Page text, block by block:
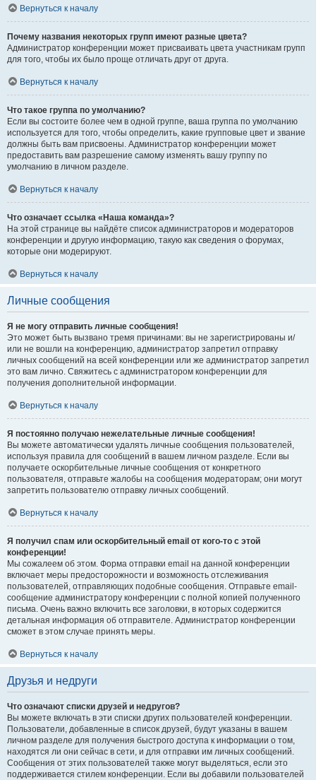
Вернуться к началу
Почему названия некоторых групп имеют разные цвета?
Администратор конференции может присваивать цвета участникам групп
для того, чтобы их было проще отличать друг от друга.
Вернуться к началу
Что такое группа по умолчанию?
Если вы состоите более чем в одной группе, ваша группа по умолчанию
используется для того, чтобы определить, какие групповые цвет и звание
должны быть вам присвоены. Администратор конференции может
предоставить вам разрешение самому изменять вашу группу по
умолчанию в личном разделе.
Вернуться к началу
Что означает ссылка «Наша команда»?
На этой странице вы найдёте список администраторов и модераторов
конференции и другую информацию, такую как сведения о форумах,
которые они модерируют.
Вернуться к началу
Личные сообщения
Я не могу отправить личные сообщения!
Это может быть вызвано тремя причинами: вы не зарегистрированы и/
или не вошли на конференцию, администратор запретил отправку
личных сообщений на всей конференции или же администратор запретил
это вам лично. Свяжитесь с администратором конференции для
получения дополнительной информации.
Вернуться к началу
Я постоянно получаю нежелательные личные сообщения!
Вы можете автоматически удалять личные сообщения пользователей,
используя правила для сообщений в вашем личном разделе. Если вы
получаете оскорбительные личные сообщения от конкретного
пользователя, отправьте жалобы на сообщения модераторам; они могут
запретить пользователю отправку личных сообщений.
Вернуться к началу
Я получил спам или оскорбительный email от кого-то с этой
конференции!
Мы сожалеем об этом. Форма отправки email на данной конференции
включает меры предосторожности и возможность отслеживания
пользователей, отправляющих подобные сообщения. Отправьте email-
сообщение администратору конференции с полной копией полученного
письма. Очень важно включить все заголовки, в которых содержится
детальная информация об отправителе. Администратор конференции
сможет в этом случае принять меры.
Вернуться к началу
Друзья и недруги
Что означают списки друзей и недругов?
Вы можете включать в эти списки других пользователей конференции.
Пользователи, добавленные в список друзей, будут указаны в вашем
личном разделе для получения быстрого доступа к информации о том,
находятся ли они сейчас в сети, и для отправки им личных сообщений.
Сообщения от этих пользователей также могут выделяться, если это
поддерживается стилем конференции. Если вы добавили пользователей